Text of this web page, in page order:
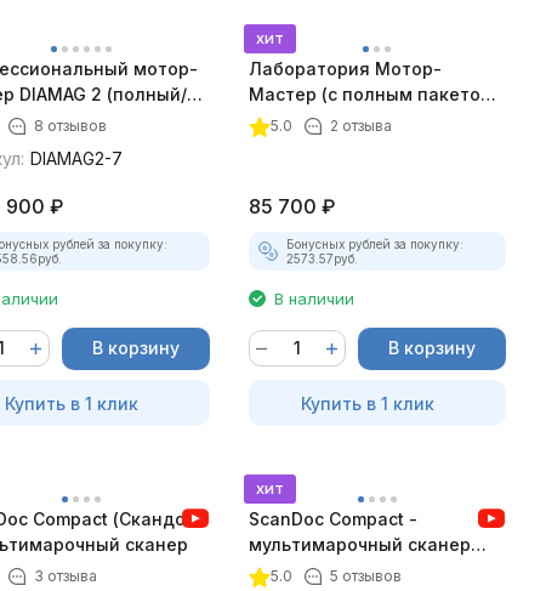
мотор-
DIAMAG 2 (полный/
комплект)
8 отзывов
DIAMAG2-7
900 ₽
рублей за покупку:
руб.
В корзину
Купить в 1 клик
хит
Лаборатория Мотор-
Мастер (с полным пакетом
лицензий)
5.0 2 отзыва
85 700 ₽
Бонусных рублей за покупку:
2573.57руб.
В наличии
В корзину
Купить в 1 клик
Compact (Скандок)
сканер
3 отзыва
хит
ScanDoc Compact -
мультимарочный сканер
(Полный)
5.0 5 отзывов